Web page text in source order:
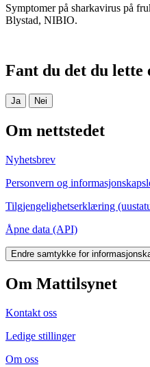
Symptomer på sharkavirus på
Blystad, NIBIO.
Fant du det du lette
Ja Nei
Om nettstedet
Nyhetsbrev
Personvern og
Tilgjengelighetserklæring
Åpne data (API)
Endre samtykke for
Om Mattilsynet
Kontakt oss
Ledige stillinger
Om oss